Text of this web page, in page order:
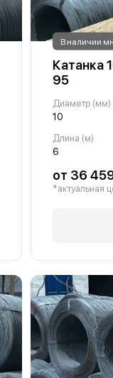
В наличии
Катанка
95
Диаметр (мм)
10
Длина (м)
6
от 36
*актуальная